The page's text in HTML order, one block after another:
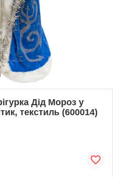
Дід Мороз у
текстиль (600014)